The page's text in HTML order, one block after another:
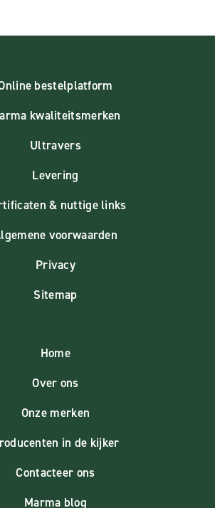
bestelplatform
kwaliteitsmerken
Ultravers
Levering
& nuttige links
voorwaarden
Privacy
Sitemap
Home
Over ons
Onze merken
in de kijker
Contacteer ons
Marma blog